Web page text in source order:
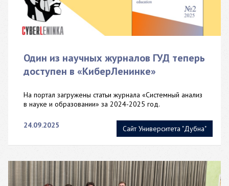
Сайт Университета "Дубна"
Один из научных журналов ГУД теперь
доступен в «КиберЛенинке»
На портал загружены статьи журнала «Системный анализ
в науке и образовании» за 2024-2025 год.
24.09.2025